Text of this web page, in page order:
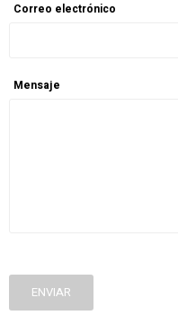
Correo electrónico
Mensaje
ENVIAR